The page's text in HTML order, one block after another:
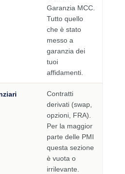
Garanzia MCC.
Tutto quello
che è stato
messo a
garanzia dei
tuoi
affidamenti.
Contratti
derivati (swap,
opzioni, FRA).
Per la maggior
parte delle PMI
questa sezione
è vuota o
irrilevante.